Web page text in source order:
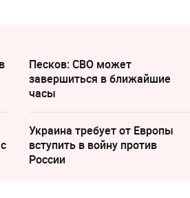
Песков: СВО может
завершиться в ближайшие
часы
Украина требует от Европы
вступить в войну против
России